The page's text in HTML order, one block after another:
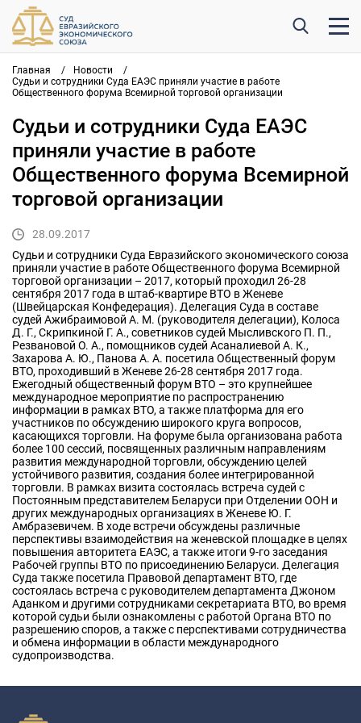
Главная / Новости
/
Судьи и сотрудники Суда ЕАЭС приняли участие в работе
Общественного форума Всемирной торговой организации
Судьи и сотрудники Суда ЕАЭС
приняли участие в работе
Общественного форума Всемирной
торговой организации
28.09.2017
Судьи и сотрудники Суда Евразийского экономического союза
приняли участие в работе Общественного форума Всемирной
торговой организации – 2017, который проходил 26-28
сентября 2017 года в штаб-квартире ВТО в Женеве
(Швейцарская Конфедерация). Делегация Суда в составе
судей Ажибраимовой А. М. (руководителя делегации), Колоса
Д. Г., Скрипкиной Г. А., советников судей Мысливского П. П.,
Резвановой О. А., помощников судей Асаналиевой А. К.,
Захарова А. Ю., Панова А. А. посетила Общественный форум
ВТО, проходивший в Женеве 26-28 сентября 2017 года.
Ежегодный общественный форум ВТО – это крупнейшее
международное мероприятие по распространению
информации в рамках ВТО, а также платформа для его
участников по обсуждению широкого круга вопросов,
касающихся торговли. На форуме была организована работа
более 100 сессий, посвященных различным направлениям
развития международной торговли, обсуждению целей
устойчивого развития, создания более интегрированной
торговли. В рамках визита состоялась встреча судей с
Постоянным представителем Беларуси при Отделении ООН и
других международных организациях в Женеве Ю. Г.
Амбразевичем. В ходе встречи обсуждены различные
перспективы взаимодействия на женевской площадке в целях
повышения авторитета ЕАЭС, а также итоги 9-го заседания
Рабочей группы ВТО по присоединению Беларуси. Делегация
Суда также посетила Правовой департамент ВТО, где
состоялась встреча с руководителем департамента Джоном
Аданком и другими сотрудниками секретариата ВТО, во время
которой судьи были ознакомлены с работой Органа ВТО по
разрешению споров, а также с перспективами сотрудничества
и обмена информации в области международного
судопроизводства.